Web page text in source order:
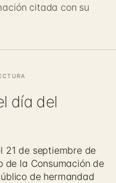
citada con su
día del
21 de septiembre de
de la Consumación de
de hermandad